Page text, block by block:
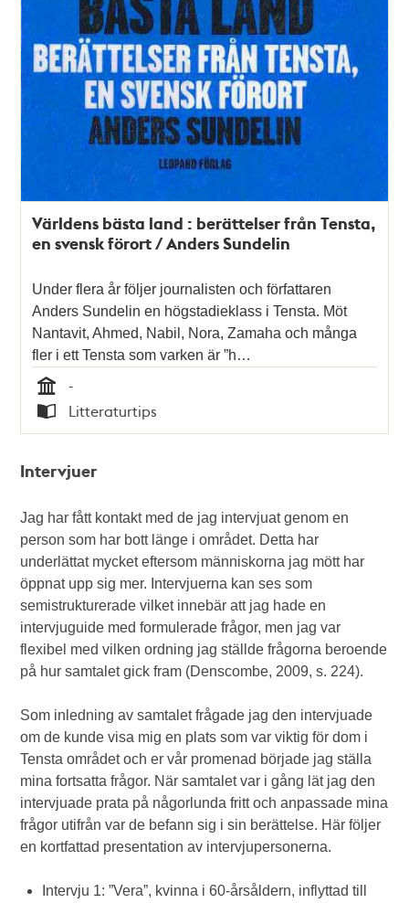
Världens bästa land : berättelser från Tensta,
en svensk förort / Anders Sundelin
Under flera år följer journalisten och författaren
Anders Sundelin en högstadieklass i Tensta. Möt
Nantavit, Ahmed, Nabil, Nora, Zamaha och många
fler i ett Tensta som varken är ”h…
Tid
-
Typ
Litteraturtips
Intervjuer
Jag har fått kontakt med de jag intervjuat genom en
person som har bott länge i området. Detta har
underlättat mycket eftersom människorna jag mött har
öppnat upp sig mer. Intervjuerna kan ses som
semistrukturerade vilket innebär att jag hade en
intervjuguide med formulerade frågor, men jag var
flexibel med vilken ordning jag ställde frågorna beroende
på hur samtalet gick fram (Denscombe, 2009, s. 224).
Som inledning av samtalet frågade jag den intervjuade
om de kunde visa mig en plats som var viktig för dom i
Tensta området och er vår promenad började jag ställa
mina fortsatta frågor. När samtalet var i gång lät jag den
intervjuade prata på någorlunda fritt och anpassade mina
frågor utifrån var de befann sig i sin berättelse. Här följer
en kortfattad presentation av intervjupersonerna.
Intervju 1: ”Vera”, kvinna i 60-årsåldern, inflyttad till